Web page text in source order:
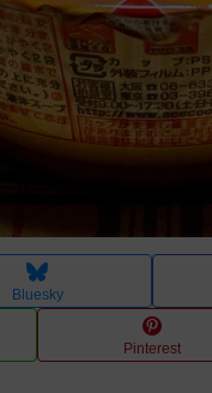
Bluesky
Pinterest